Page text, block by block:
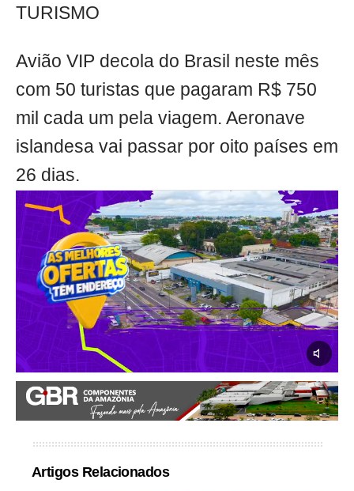
TURISMO
Avião VIP decola do Brasil neste mês
com 50 turistas que pagaram R$ 750
mil cada um pela viagem. Aeronave
islandesa vai passar por oito países em
26 dias.
Artigos Relacionados